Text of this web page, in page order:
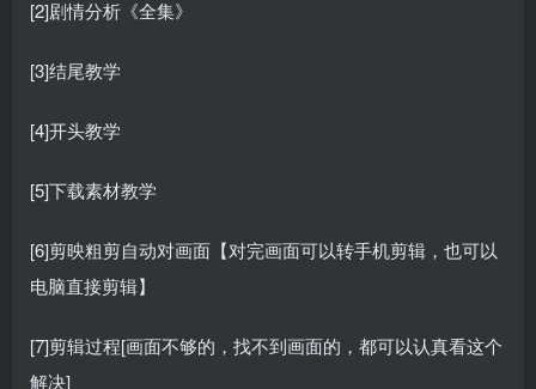
[2]剧情分析《全集》
[3]结尾教学
[4]开头教学
[5]下载素材教学
[6]剪映粗剪自动对画面【对完画面可以转手机剪辑，也可以
电脑直接剪辑】
[7]剪辑过程[画面不够的，找不到画面的，都可以认真看这个
解决]